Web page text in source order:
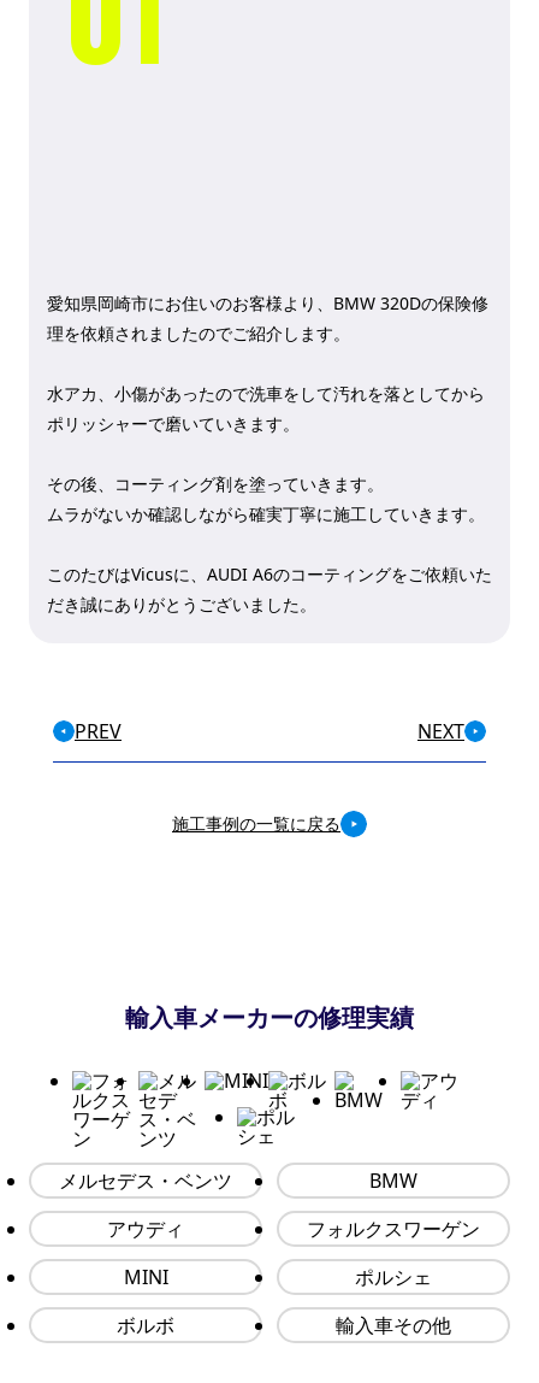
愛知県岡崎市にお住いのお客様より、BMW 320Dの保険修
理を依頼されましたのでご紹介します。
水アカ、小傷があったので洗車をして汚れを落としてから
ポリッシャーで磨いていきます。
その後、コーティング剤を塗っていきます。
ムラがないか確認しながら確実丁寧に施工していきます。
このたびはVicusに、AUDI A6のコーティングをご依頼いた
だき誠にありがとうございました。
PREV NEXT
施工事例の一覧に戻る
輸入車メーカーの修理実績
メルセデス・ベンツ
BMW
アウディ
フォルクスワーゲン
MINI
ポルシェ
ボルボ
輸入車その他